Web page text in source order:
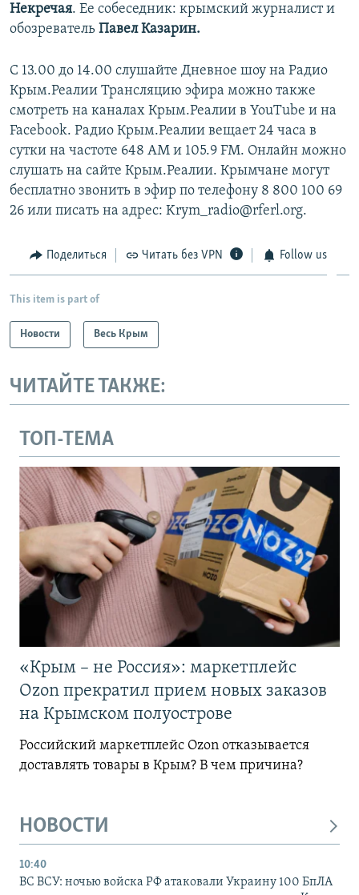
Некречая. Ее собеседник: крымский журналист и
обозреватель Павел Казарин.
С 13.00 до 14.00 слушайте Дневное шоу на Радио
Крым.Реалии Трансляцию эфира можно также
смотреть на каналах Крым.Реалии в YouTube и на
Facebook. Радио Крым.Реалии вещает 24 часа в
сутки на частоте 648 АМ и 105.9 FМ. Онлайн можно
слушать на сайте Крым.Реалии. Крымчане могут
бесплатно звонить в эфир по телефону 8 800 100 69
26 или писать на адрес: Krym_radio@rferl.org.
Поделиться Читать без VPN Follow us
This item is part of
Новости Весь Крым
ЧИТАЙТЕ ТАКЖЕ:
ТОП-ТЕМА
«Крым – не Россия»: маркетплейс
Ozon прекратил прием новых заказов
на Крымском полуострове
Российский маркетплейс Ozon отказывается
доставлять товары в Крым? В чем причина?
НОВОСТИ
10:40
ВС ВСУ: ночью войска РФ атаковали Украину 100 БпЛА